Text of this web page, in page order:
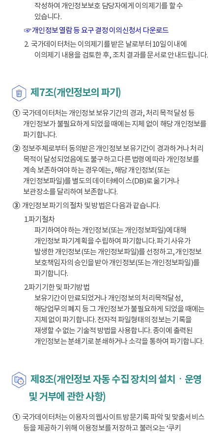
작성하여 개인정보보호 담당자에게 이의제기를 할 수
있습니다.
☞ 개인정보 열람 등 요구 결정 이의신청서 다운로드
2. 국가데이터처는 이의제기를 받은 날로부터 10일 이내에
이의제기 내용을 검토한 후, 조치 결과를 문서로 안내드립니다.
제7조(개인정보의 파기)
①국가데이터처는 개인정보 보유기간의 경과, 처리 목적 달성 등
개인정보가 불필요하게 되었을 때에는 지체 없이 해당 개인정보를
파기합니다.
②정보주체로부터 동의받은 개인정보 보유기간이 경과하거나 처리
목적이 달성되었음에도 불구하고 다른 법령에 따라 개인정보를
계속 보존하여야 하는 경우에는, 해당 개인정보(또는
개인정보파일)를 별도의 데이터베이스(DB)로 옮기거나
보관장소를 달리하여 보존합니다.
③개인정보 파기의 절차 및 방법은 다음과 같습니다.
1.파기절차
파기하여야 하는 개인정보(또는 개인정보파일)에 대해
개인정보 파기계획을 수립하여 파기합니다. 파기 사유가
발생한 개인정보(또는 개인정보파일)를 선정하고, 개인정보
보호책임자의 승인을 받아 개인정보(또는 개인정보파일)를
파기합니다.
2.파기기한 및 파기방법
보유기간이 만료되었거나 개인정보의 처리목적달성,
해당업무의 폐지 등 그 개인정보가 불필요하게 되었을 때에는
지체 없이 파기합니다. 전자적 파일형태의 정보는 기록을
재생할 수 없는 기술적 방법을 사용합니다. 종이에 출력된
개인정보는 분쇄기로 분쇄하거나 소각을 통하여 파기합니다.
제8조(개인정보 자동 수집 장치의 설치ㆍ운영
및 거부에 관한 사항)
①국가데이터처는 이용자의 웹사이트 방문기록 파악 및 맞춤서비스
등을 제공하기 위해 이용정보를 저장하고 불러오는 ‘쿠키